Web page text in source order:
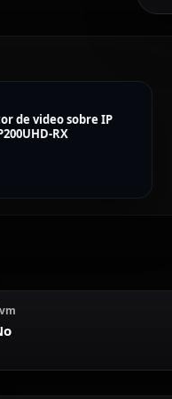
de video sobre IP
RX